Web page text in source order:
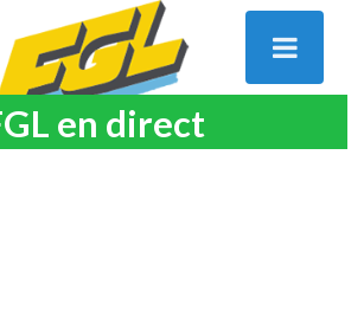
en direct